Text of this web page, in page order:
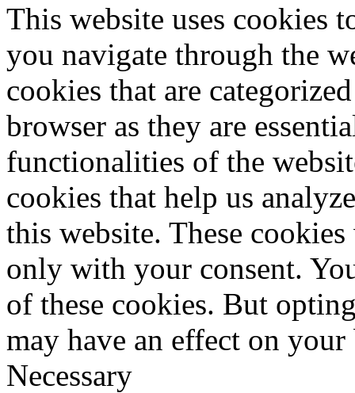
This website uses cookies
you navigate through the
cookies that are
browser as they are
functionalities of the
cookies that help us
this website. These
only with your consent.
of these cookies. But
may have an effect on
Necessary